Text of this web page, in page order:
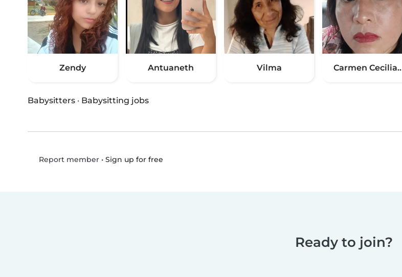
Zendy Antuaneth Vilma Carmen Cecilia..
Babysitters · Babysitting jobs
Report member• Sign up for free
Ready to join?